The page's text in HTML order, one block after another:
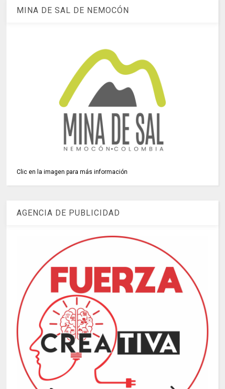
MINA DE SAL DE NEMOCÓN
Clic en la imagen para más información
AGENCIA DE PUBLICIDAD